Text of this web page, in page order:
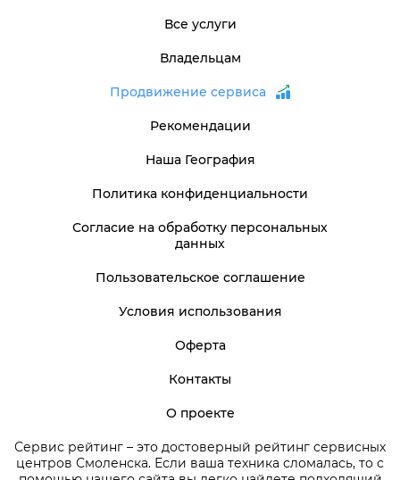
Сервис рейтинг – это достоверный рейтинг сервисных
центров Смоленска. Если ваша техника сломалась, то с
Все услуги
Владельцам
Продвижение сервиса
Рекомендации
Наша География
Политика конфиденциальности
Согласие на обработку персональных
данных
Пользовательское соглашение
Условия использования
Оферта
Контакты
О проекте